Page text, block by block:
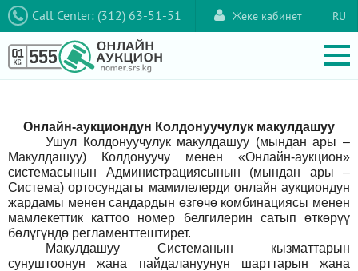
Call Center: (312) 63-51-51 RU
Жеке кабинет
Онлайн-аукциондун Колдонуучулук макулдашуу
Ушул Колдонуучулук макулдашуу (мындан ары –
Макулдашуу) Колдонуучу менен «Онлайн-аукцион»
системасынын Администрациясынын (мындан ары –
Система) ортосундагы мамилелерди онлайн аукциондун
жардамы менен сандардын өзгөчө комбинациясы менен
мамлекеттик каттоо номер белгилерин сатып өткөрүү
бөлүгүндө регламенттештирет.
Макулдашуу Системанын кызматтарын
сунуштоонун жана пайдалануунун шарттарын жана